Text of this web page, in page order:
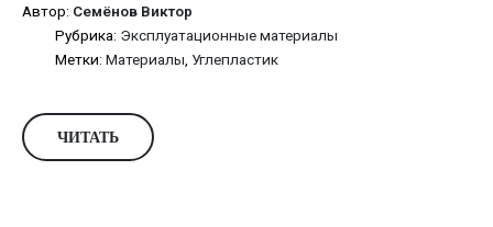
Автор: Семёнов Виктор
Рубрика: Эксплуатационные материалы
Метки: Материалы Углепластик
ЧИТАТЬ